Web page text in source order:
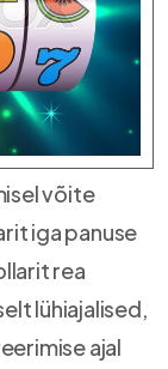
võite
iga panuse
rea
lühiajalised,
ajal